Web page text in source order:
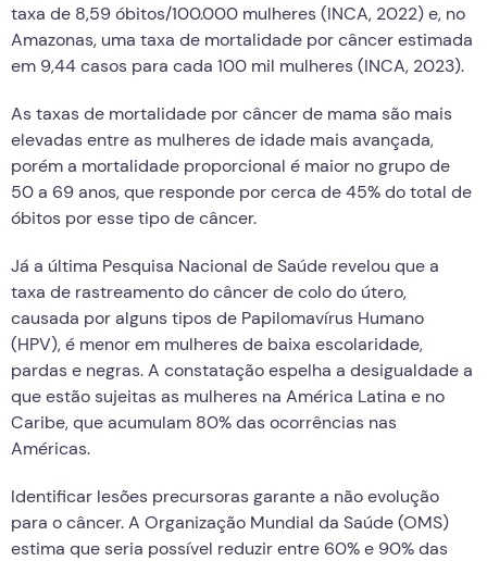
taxa de 8,59 óbitos/100.000 mulheres (INCA, 2022) e, no
Amazonas, uma taxa de mortalidade por câncer estimada
em 9,44 casos para cada 100 mil mulheres (INCA, 2023).
As taxas de mortalidade por câncer de mama são mais
elevadas entre as mulheres de idade mais avançada,
porém a mortalidade proporcional é maior no grupo de
50 a 69 anos, que responde por cerca de 45% do total de
óbitos por esse tipo de câncer.
Já a última Pesquisa Nacional de Saúde revelou que a
taxa de rastreamento do câncer de colo do útero,
causada por alguns tipos de Papilomavírus Humano
(HPV), é menor em mulheres de baixa escolaridade,
pardas e negras. A constatação espelha a desigualdade a
que estão sujeitas as mulheres na América Latina e no
Caribe, que acumulam 80% das ocorrências nas
Américas.
Identificar lesões precursoras garante a não evolução
para o câncer. A Organização Mundial da Saúde (OMS)
estima que seria possível reduzir entre 60% e 90% das